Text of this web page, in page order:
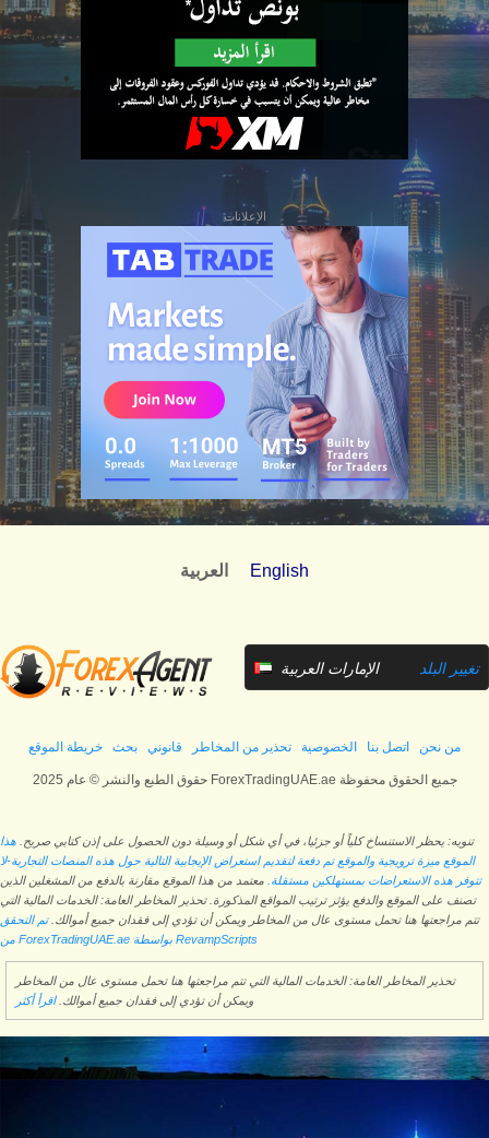
الإعلانات
العربية English
الإمارات العربية
المتحدة
تغيير البلد
من نحن اتصل بنا الخصوصية تحذير من المخاطر قانوني بحث خريطة الموقع
حقوق الطبع والنشر © عام 2025 ForexTradingUAE.ae جميع الحقوق محفوظة
تنويه: يحظر الاستنساخ كلياً أو جزئيا، في أي شكل أو وسيلة دون الحصول على إذن كتابي صريح. هذا
الموقع ميزة ترويجية والموقع تم دفعة لتقديم استعراض الإيجابية التالية حول هذه المنصات التجارية-لا
تتوفر هذه الاستعراضات بمستهلكين مستقلة. معتمد من هذا الموقع مقارنة بالدفع من المشغلين الذين
تصنف على الموقع والدفع يؤثر ترتيب المواقع المذكورة. تحذير المخاطر العامة: الخدمات المالية التي
تتم مراجعتها هنا تحمل مستوى عال من المخاطر ويمكن أن تؤدي إلى فقدان جميع أموالك.تم التحقق
من ForexTradingUAE.ae بواسطة RevampScripts
تحذير المخاطر العامة: الخدمات المالية التي تتم مراجعتها هنا تحمل مستوى عال من المخاطر
ويمكن أن تؤدي إلى فقدان جميع أموالك.اقرأ أكثر